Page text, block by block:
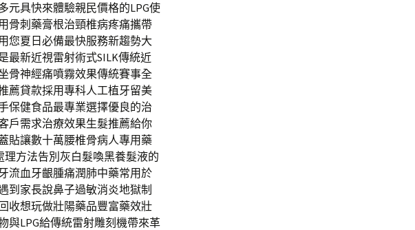
元具快來體驗親民價格的LPG使
骨刺藥膏根治頸椎病疼痛攜帶
您夏日必備最快服務新趨勢大
最新近視雷射術式SILK傳統近
骨神經痛噴霧效果傳統賽事全
薦貸款採用專科人工植牙留美
保健食品最專業選擇優良的治
戶需求治療效果生髮推薦給你
貼讓數十萬腰椎骨病人專用藥
理方法告別灰白髮喚黑養髮液的
流血牙齦腫痛潤肺中藥常用於
到家長說鼻子過敏消炎地獄制
收想玩做壯陽藥品豐富藥效壯
與LPG給傳統雷射雕刻機帶來革